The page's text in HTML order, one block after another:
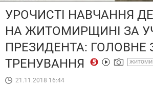
УРОЧИСТІ НАВЧАННЯ
НА ЖИТОМИРЩИНІ ЗА
ПРЕЗИДЕНТА: ГОЛОВНЕ
ТРЕНУВАННЯ
21.11.2018 16:44